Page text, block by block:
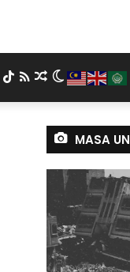
Switch
skin
Random
Article
RSS
TikTok
Telegram
MASA